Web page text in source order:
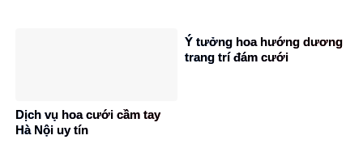
Dịch vụ hoa cưới cầm tay
Hà Nội uy tín
Ý tưởng hoa hướng dương
trang trí đám cưới